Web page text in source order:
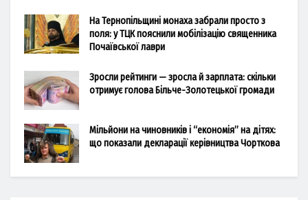
На Тернопільщині монаха забрали просто з
поля: у ТЦК пояснили мобілізацію священника
Почаївської лаври
Зросли рейтинги — зросла й зарплата: скільки
отримує голова Більче-Золотецької громади
Мільйони на чиновників і “економія” на дітях:
що показали декларації керівництва Чорткова